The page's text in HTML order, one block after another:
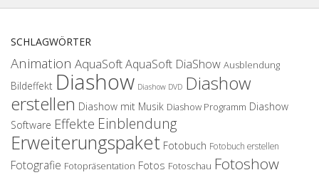
SCHLAGWÖRTER
Animation AquaSoftAquaSoft DiaShow Ausblendung
Bildeffekt Diashow Diashow DVD Diashow
erstellen Diashow mit Musik Diashow Programm Diashow
Software Effekte Einblendung
Erweiterungspaket Fotobuch Fotobuch erstellen
Fotografie Fotopräsentation Fotos Fotoschau Fotoshow